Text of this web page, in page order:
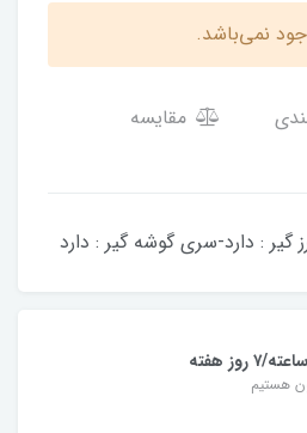
نمی‌باشد.
مقایسه
: دارد-سری گوشه گیر : دارد
هستیم